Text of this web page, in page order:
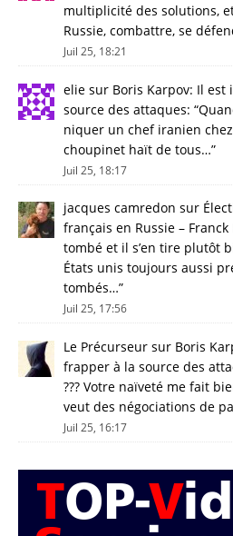
multiplicité des solutions,
Russie, combattre, se
Juil 25, 18:21
elie sur Boris Karpov: Il
source des attaques: “
niquer un chef iranien
choupinet haït de tous…”
Juil 25, 18:17
jacques camredon sur
français en Russie – Franck
tombé et il s’en tire plutôt
États unis toujours aussi
tombés…”
Juil 25, 17:56
Le Précurseur sur Boris
frapper à la source des
??? Votre naïveté me fait
veut des négociations de
Juil 25, 16:17